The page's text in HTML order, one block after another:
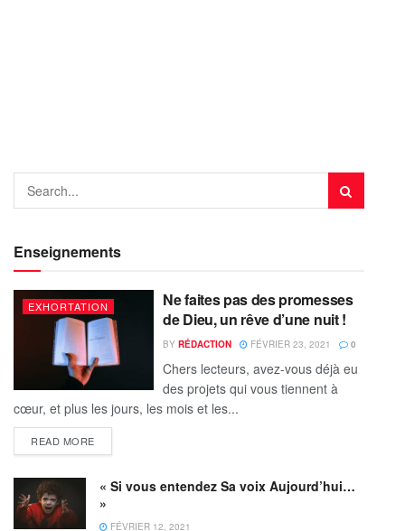
Enseignements
EXHORTATION
Ne faites pas des promesses
de Dieu, un rêve d’une nuit !
BY RÉDACTION FÉVRIER 23, 2021 0
Chers lecteurs, avez-vous déjà eu
des projets qui vous tiennent à
cœur, et plus les jours, les mois et les...
READ MORE
« Si vous entendez Sa voix Aujourd’hui…
»
FÉVRIER 12, 2021